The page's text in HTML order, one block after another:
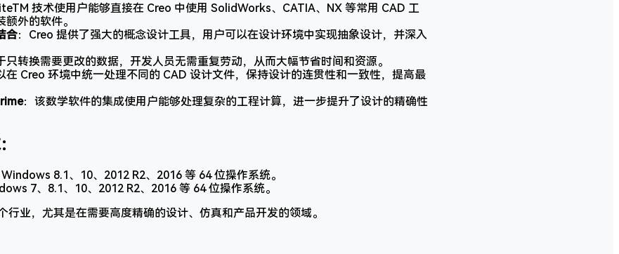
技术使用户能够直接在 Creo 中使用 SolidWorks、CATIA、NX 等常用 CAD 工
外的软件。
合：Creo 提供了强大的概念设计工具，用户可以在设计环境中实现抽象设计，并深入
只转换需要更改的数据，开发人员无需重复劳动，从而大幅节省时间和资源。
在 Creo 环境中统一处理不同的 CAD 设计文件，保持设计的连贯性和一致性，提高最
：该数学软件的集成使用户能够处理复杂的工程计算，进一步提升了设计的精确性
8.1、10、2012 R2、2016 等 64 位操作系统。
7、8.1、10、2012 R2、2016 等 64 位操作系统。
行业，尤其是在需要高度精确的设计、仿真和产品开发的领域。